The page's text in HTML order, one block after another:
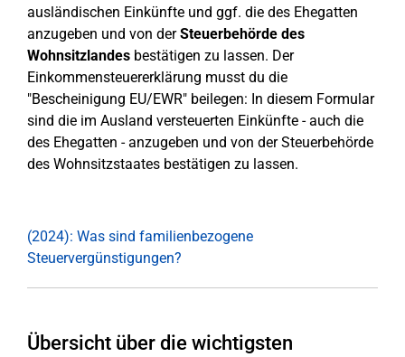
ausländischen Einkünfte und ggf. die des Ehegatten
anzugeben und von derSteuerbehörde des
Wohnsitzlandes bestätigen zu lassen. Der
Einkommensteuererklärung musst du die
"Bescheinigung EU/EWR" beilegen: In diesem Formular
sind die im Ausland versteuerten Einkünfte - auch die
des Ehegatten - anzugeben und von der Steuerbehörde
des Wohnsitzstaates bestätigen zu lassen.
(2024): Was sind familienbezogene
Steuervergünstigungen?
Übersicht über die wichtigsten